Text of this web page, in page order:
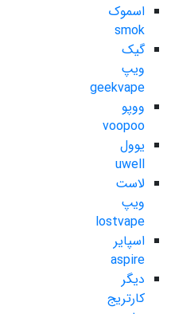
اسموک
smok
گیک
ویپ
geekvape
ووپو
voopoo
یوول
uwell
لاست
ویپ
lostvape
اسپایر
aspire
دیگر
کارتریج